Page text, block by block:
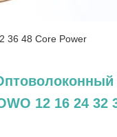
36 48 Core Power
12 16 24 32